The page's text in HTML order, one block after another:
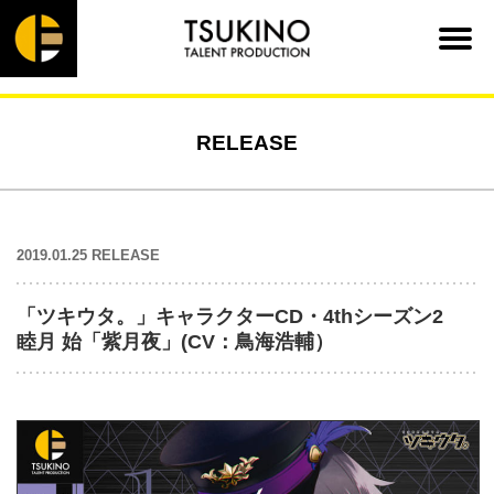
RELEASE
2019.01.25 RELEASE
「ツキウタ。」キャラクターCD・4thシーズン2
睦月 始「紫月夜」(CV：鳥海浩輔）